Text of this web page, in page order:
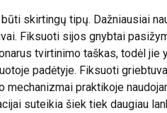
skirtingų tipų. Dažniausiai
Fiksuoti sijos gnybtai
tvirtinimo taškas, todėl jie
padėtyje. Fiksuoti
praktikoje
suteikia šiek tiek daugiau